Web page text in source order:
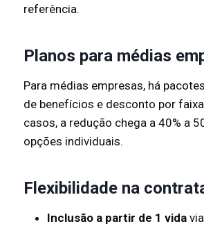
referência.
Planos para médias
Para médias empresas, há
de benefícios e desconto por
casos, a redução chega a 40% a
opções individuais.
Flexibilidade na
Inclusão a partir de 1 vida